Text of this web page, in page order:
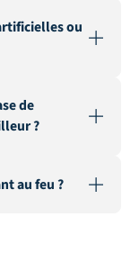
ou
de
?
au feu ?